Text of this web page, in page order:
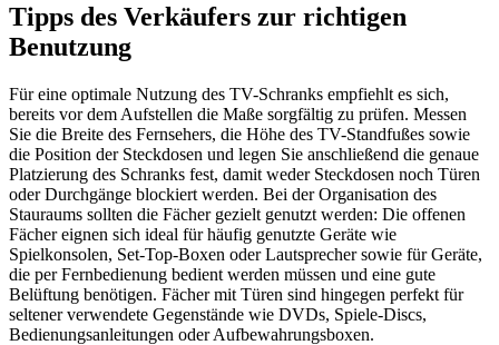
Tipps des Verkäufers zur richtigen
Benutzung
Für eine optimale Nutzung des TV-Schranks empfiehlt es sich,
bereits vor dem Aufstellen die Maße sorgfältig zu prüfen. Messen
Sie die Breite des Fernsehers, die Höhe des TV-Standfußes sowie
die Position der Steckdosen und legen Sie anschließend die genaue
Platzierung des Schranks fest, damit weder Steckdosen noch Türen
oder Durchgänge blockiert werden. Bei der Organisation des
Stauraums sollten die Fächer gezielt genutzt werden: Die offenen
Fächer eignen sich ideal für häufig genutzte Geräte wie
Spielkonsolen, Set-Top-Boxen oder Lautsprecher sowie für Geräte,
die per Fernbedienung bedient werden müssen und eine gute
Belüftung benötigen. Fächer mit Türen sind hingegen perfekt für
seltener verwendete Gegenstände wie DVDs, Spiele-Discs,
Bedienungsanleitungen oder Aufbewahrungsboxen.